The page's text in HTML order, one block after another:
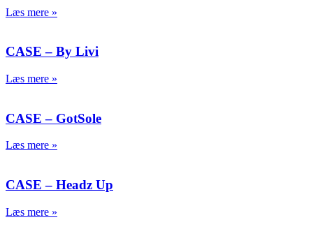
Læs mere »
CASE – By Livi
Læs mere »
CASE – GotSole
Læs mere »
CASE – Headz Up
Læs mere »